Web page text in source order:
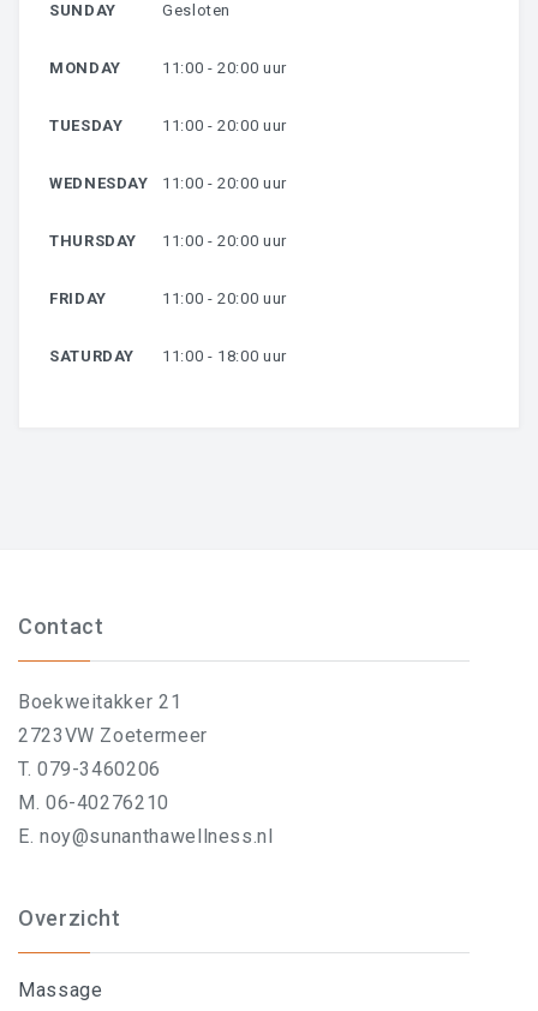
SUNDAY Gesloten
MONDAY 11:00 - 20:00 uur
TUESDAY 11:00 - 20:00 uur
WEDNESDAY 11:00 - 20:00 uur
THURSDAY 11:00 - 20:00 uur
FRIDAY 11:00 - 20:00 uur
SATURDAY 11:00 - 18:00 uur
Contact
Boekweitakker 21
2723VW Zoetermeer
T. 079-3460206
M. 06-40276210
E. noy@sunanthawellness.nl
Overzicht
Massage